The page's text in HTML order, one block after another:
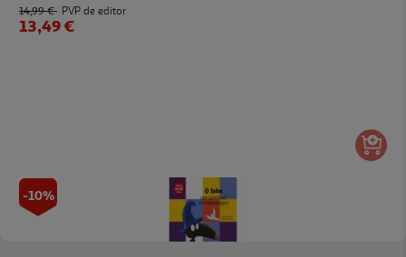
14,99 € PVP de editor
13,49 €
-10%